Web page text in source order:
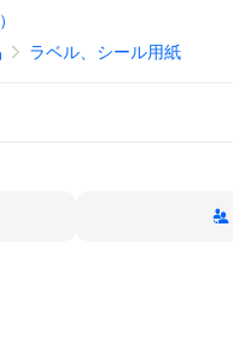
ラベル、シール用紙